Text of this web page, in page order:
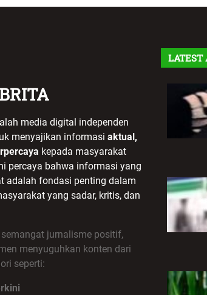
media digital independen
menyajikan informasi aktual,
kepada masyarakat
percaya bahwa informasi yang
adalah fondasi penting dalam
yang sadar, kritis, dan
semangat jurnalisme positif,
menyuguhkan konten dari
seperti:
LATEST